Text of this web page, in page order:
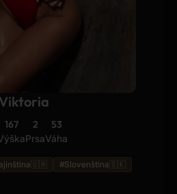
Viktoria
167 2
Prsa
53
Váha
#Slovenština🇸🇰